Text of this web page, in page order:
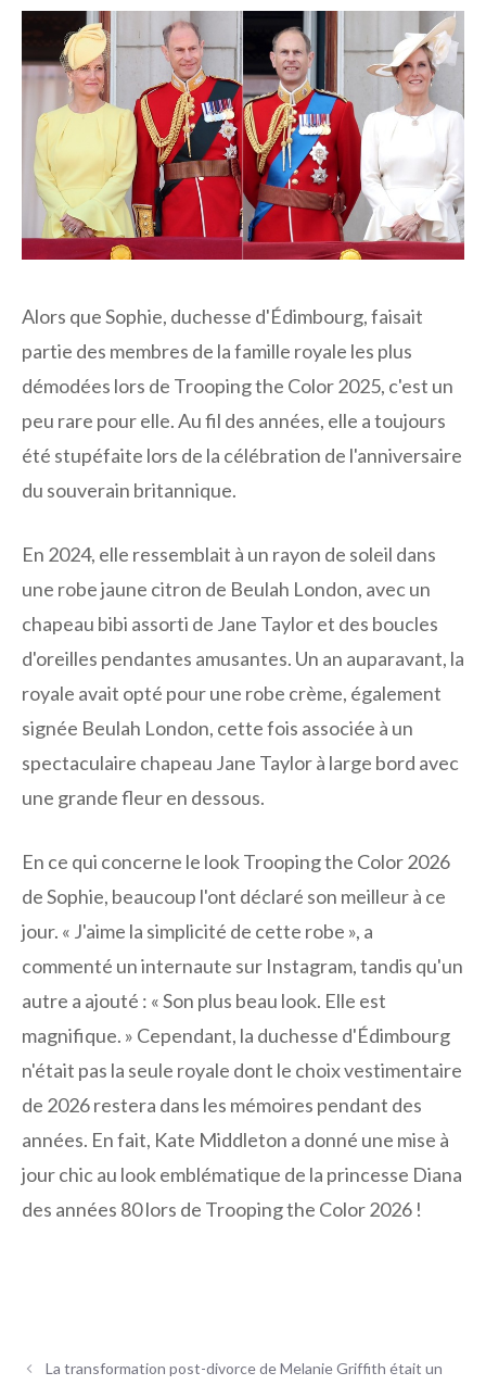
Alors que Sophie, duchesse d'Édimbourg, faisait
partie des membres de la famille royale les plus
démodées lors de Trooping the Color 2025, c'est un
peu rare pour elle. Au fil des années, elle a toujours
été stupéfaite lors de la célébration de l'anniversaire
du souverain britannique.
En 2024, elle ressemblait à un rayon de soleil dans
une robe jaune citron de Beulah London, avec un
chapeau bibi assorti de Jane Taylor et des boucles
d'oreilles pendantes amusantes. Un an auparavant, la
royale avait opté pour une robe crème, également
signée Beulah London, cette fois associée à un
spectaculaire chapeau Jane Taylor à large bord avec
une grande fleur en dessous.
En ce qui concerne le look Trooping the Color 2026
de Sophie, beaucoup l'ont déclaré son meilleur à ce
jour. « J'aime la simplicité de cette robe », a
commenté un internaute sur Instagram, tandis qu'un
autre a ajouté : « Son plus beau look. Elle est
magnifique. » Cependant, la duchesse d'Édimbourg
n'était pas la seule royale dont le choix vestimentaire
de 2026 restera dans les mémoires pendant des
années. En fait, Kate Middleton a donné une mise à
jour chic au look emblématique de la princesse Diana
des années 80 lors de Trooping the Color 2026 !
La transformation post-divorce de Melanie Griffith était un